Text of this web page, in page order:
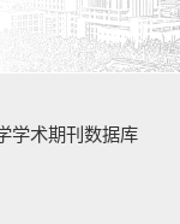
学术期刊数据库